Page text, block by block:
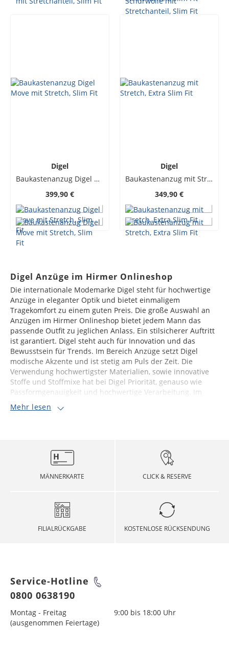
Digel
Baukastenanzug Digel Move mit Stretch, Slim Fit
399,90 €
Digel
Baukastenanzug mit Stretch, Extra Slim Fit
349,90 €
Digel Anzüge im Hirmer Onlineshop
Die internationale Modemarke Digel steht für hochwertige
Anzüge in eleganter Optik und bietet einmaligem
Tragekomfort zu einem guten Preis. Die große Auswahl an
Anzügen im Hirmer Onlineshop bietet jedem Mann das
passende Outfit zu jeglichen Anlass. Ein stilsicherer Auftritt
ist garantiert. Digel steht auch für Innovation und das
Bewusstsein für Trends. Im Bereich Anzüge setzt Digel
modische Akzente und ist stetig am Puls der Zeit. Die
Verwendung hochwertigster Materialien, sowie innovative
Stoffe und Stoffmixe hat bei Digel Priorität, genauso wie
Passformgenauigkeit und hochwertige Verarbeitung. Im
Mehr lesen
MÄNNERKARTE CLICK & RESERVE
FILIALRÜCKGABE KOSTENLOSE RÜCKSENDUNG
Service-Hotline
0800 0638190
Montag - Freitag
9:00 bis 18:00 Uhr
(ausgenommen Feiertage)